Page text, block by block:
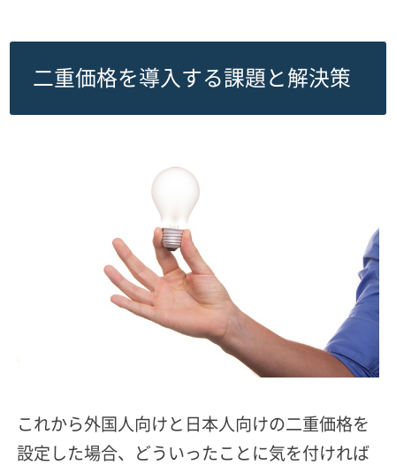
二重価格を導入する課題と解決策
これから外国人向けと日本人向けの二重価格を
設定した場合、どういったことに気を付ければ